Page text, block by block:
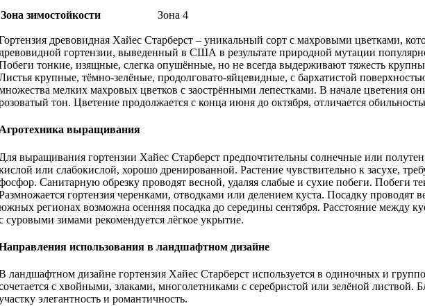
Зона зимостойкости Зона 4
древовидная Хайес Старберст – уникальный сорт с махровыми цветками,
гортензии, выведенный в США в результате природной мутации
тонкие, изящные, слегка опушённые, но не всегда выдерживают тяжесть
крупные, тёмно-зелёные, продолговато-яйцевидные, с бархатистой
мелких махровых цветков с заострёнными лепестками. В начале цветения
тон. Цветение продолжается с конца июня до октября, отличается
выращивания
выращивания гортензии Хайес Старберст предпочтительны солнечные или
или слабокислой, хорошо дренированной. Растение чувствительно к засухе,
Санитарную обрезку проводят весной, удаляя слабые и сухие побеги. Побеги
гортензия черенками, отводками или делением куста. Посадку проводят
регионах возможна осенняя посадка до середины сентября. Расстояние между
суровыми зимами рекомендуется лёгкое укрытие.
использования в ландшафтном дизайне
ландшафтном дизайне гортензия Хайес Старберст используется в одиночных и
с хвойными, злаками, многолетниками с серебристой или зелёной
элегантность и романтичность.